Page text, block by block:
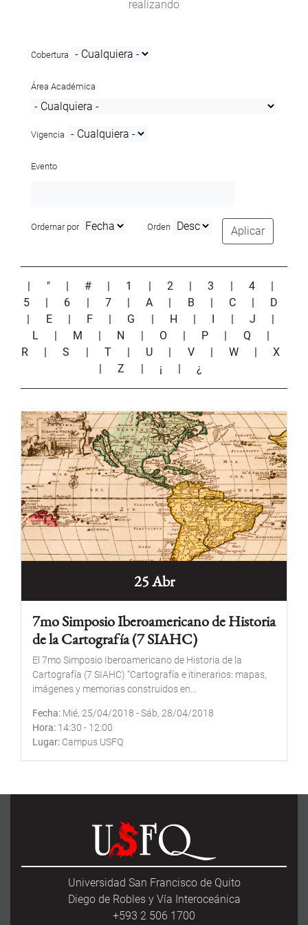
realizando
Cobertura
Área Académica
Vigencia
Evento
Ordernar por Orden Aplicar
| " | # | 1 | 2 |3 | 4
|
5
| 6 | 7 |A | B | C | D
| E | F | G | H | I | J
|
L
| M | N | O | P | Q
|
R
|S | T | U | V |W |X
|Z | ¡ |¿
25 Abr
7mo Simposio Iberoamericano de Historia
de la Cartografía (7 SIAHC)
El 7mo Simposio Iberoamericano de Historia de la
Cartografía (7 SIAHC) “Cartografía e itinerarios: mapas,
imágenes y memorias construidos en...
Fecha Mié, 25/04/2018 -Sáb, 28/04/2018
Hora 14:30 - 12:00
Lugar Campus USFQ
Universidad San Francisco de Quito
Diego de Robles y Vía Interoceánica
+593 2 506 1700